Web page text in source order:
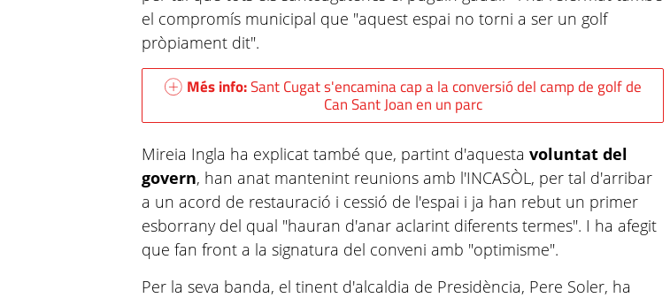
el compromís municipal que "aquest espai no torni a ser un golf
pròpiament dit".
Més info:Sant Cugat s'encamina cap a la conversió del camp de golf de
Can Sant Joan en un parc
Mireia Ingla ha explicat també que, partint d'aquestavoluntat del
govern, han anat mantenint reunions amb l'INCASÒL, per tal d'arribar
a un acord de restauració i cessió de l'espai i ja han rebut un primer
esborrany del qual "hauran d'anar aclarint diferents termes". I ha afegit
que fan front a la signatura del conveni amb "optimisme".
Per la seva banda, el tinent d'alcaldia de Presidència, Pere Soler, ha